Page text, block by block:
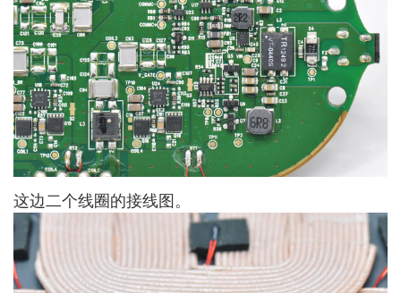
这边二个线圈的接线图。